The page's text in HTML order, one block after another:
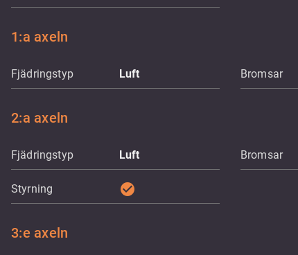
1:a axeln
Fjädringstyp Luft Bromsar
2:a axeln
Fjädringstyp Luft Bromsar
Styrning check_circle
3:e axeln